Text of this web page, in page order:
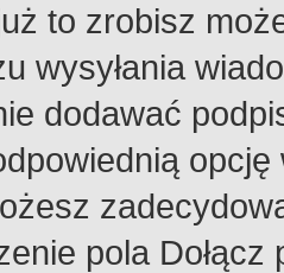
to zrobisz
wysyłania
dodawać
pola